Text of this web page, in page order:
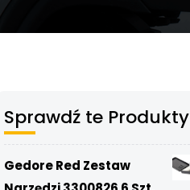
Sprawdź te Produkty
Gedore Red Zestaw